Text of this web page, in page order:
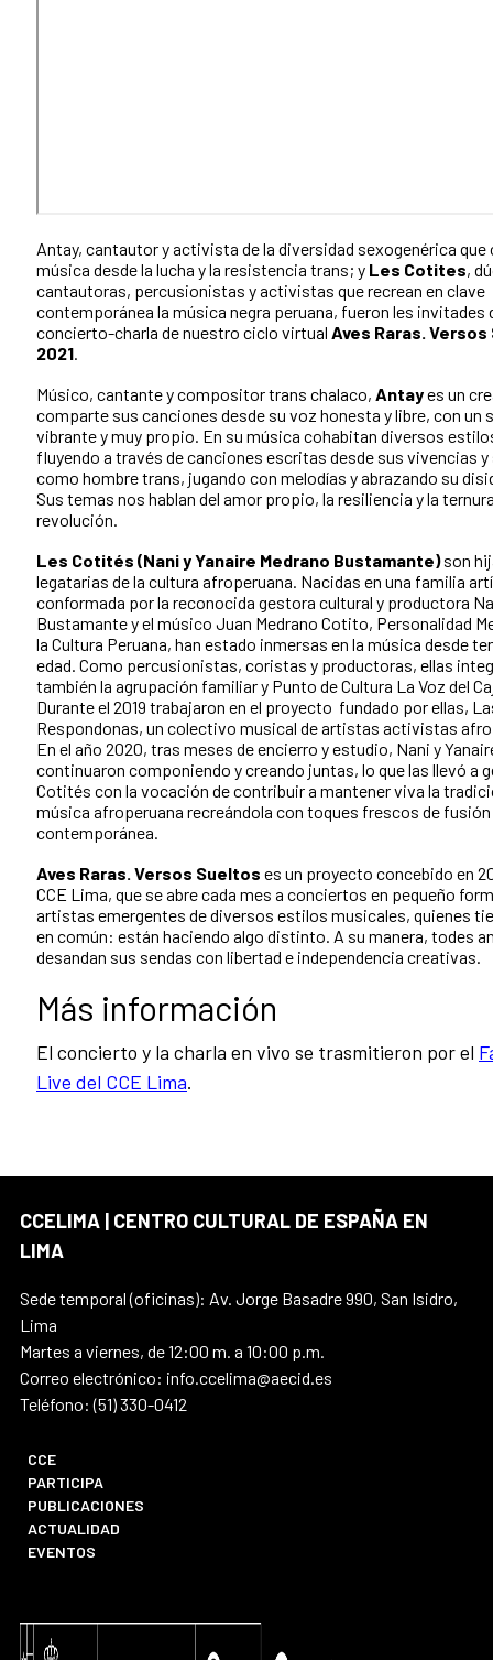
Antay, cantautor y activista de la diversidad sexogenérica que
música desde la lucha y la resistencia trans; y Les Cotites,
cantautoras, percusionistas y activistas que recrean en clave
contemporánea la música negra peruana, fueron les invitades
concierto-charla de nuestro ciclo virtual Aves Raras.
2021
Músico, cantante y compositor trans chalaco, Antayes un
comparte sus canciones desde su voz honesta y libre, con un
vibrante y muy propio. En su música cohabitan diversos
fluyendo a través de canciones escritas desde sus vivencias
como hombre trans, jugando con melodías y abrazando su
Sus temas nos hablan del amor propio, la resiliencia y la
revolución.
Les Cotités (Nani y Yanaire Medrano Bustamante)son
legatarias de la cultura afroperuana. Nacidas en una familia
conformada por la reconocida gestora cultural y productora
Bustamante y el músico Juan Medrano Cotito, Personalidad
la Cultura Peruana, han estado inmersas en la música desde
edad. Como percusionistas, coristas y productoras, ellas
también la agrupación familiar y Punto de Cultura La Voz del
Durante el 2019 trabajaron en el proyecto fundado por ellas,
Respondonas, un colectivo musical de artistas activistas
En el año 2020, tras meses de encierro y estudio, Nani y
continuaron componiendo y creando juntas, lo que las llevó a
Cotités con la vocación de contribuir a mantener viva la
música afroperuana recreándola con toques frescos de fusión
contemporánea.
Aves Raras. Versos Sueltos es un proyecto concebido en
CCE Lima, que se abre cada mes a conciertos en pequeño
artistas emergentes de diversos estilos musicales, quienes
en común: están haciendo algo distinto. A su manera, todes
desandan sus sendas con libertad e independencia creativas.
Más información
El concierto y la charla en vivo se trasmitieron por el
Live del CCE Lima.
CCELIMA | CENTRO CULTURAL DE ESPAÑA EN
LIMA
Sede temporal (oficinas): Av. Jorge Basadre 990, San Isidro,
Lima
Martes a viernes, de 12:00 m. a 10:00 p.m.
Correo electrónico: info.ccelima@aecid.es
Teléfono: (51) 330-0412
CCE
PARTICIPA
PUBLICACIONES
ACTUALIDAD
EVENTOS